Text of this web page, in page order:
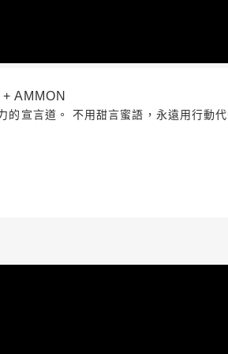
AMMON
宣言道。 不用甜言蜜語，永遠用行動